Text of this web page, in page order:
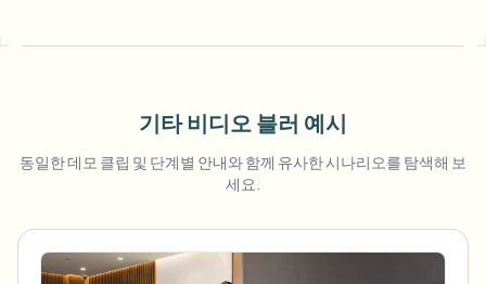
기타 비디오 블러 예시
동일한 데모 클립 및 단계별 안내와 함께 유사한 시나리오를 탐색해 보
세요.